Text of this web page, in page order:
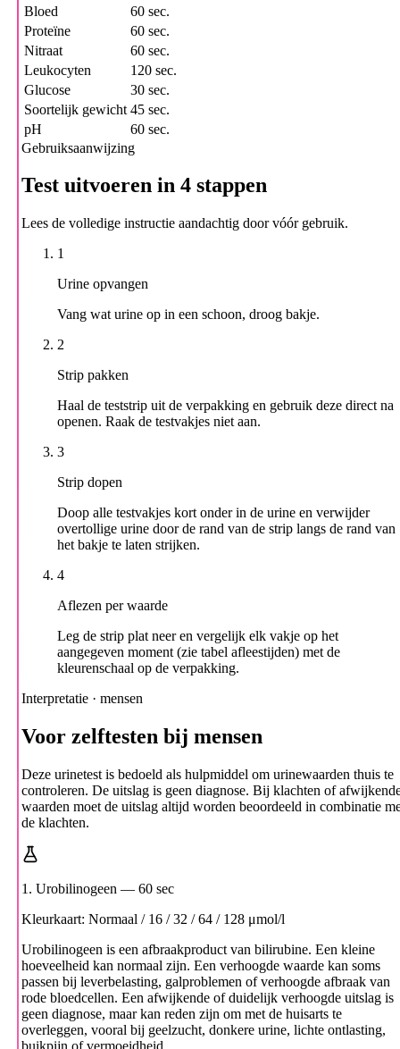
Bloed
60 sec.
Proteïne
60 sec.
Nitraat
60 sec.
Leukocyten
120 sec.
Glucose
30 sec.
Soortelijk gewicht 45 sec.
pH
60 sec.
Gebruiksaanwijzing
Test uitvoeren in 4 stappen
Lees de volledige instructie aandachtig door vóór gebruik.
1
Urine opvangen
Vang wat urine op in een schoon, droog bakje.
2
Strip pakken
Haal de teststrip uit de verpakking en gebruik deze direct na
openen. Raak de testvakjes niet aan.
3
Strip dopen
Doop alle testvakjes kort onder in de urine en verwijder
overtollige urine door de rand van de strip langs de rand van
het bakje te laten strijken.
4
Aflezen per waarde
Leg de strip plat neer en vergelijk elk vakje op het
aangegeven moment (zie tabel afleestijden) met de
kleurenschaal op de verpakking.
Interpretatie · mensen
Voor zelftesten bij mensen
Deze urinetest is bedoeld als hulpmiddel om urinewaarden thuis te
controleren. De uitslag is geen diagnose. Bij klachten of
waarden moet de uitslag altijd worden beoordeeld in combinatie
de klachten.
1. Urobilinogeen — 60 sec
Kleurkaart: Normaal / 16 / 32 / 64 / 128 μmol/l
Urobilinogeen is een afbraakproduct van bilirubine. Een kleine
hoeveelheid kan normaal zijn. Een verhoogde waarde kan soms
passen bij leverbelasting, galproblemen of verhoogde afbraak van
rode bloedcellen. Een afwijkende of duidelijk verhoogde uitslag is
geen diagnose, maar kan reden zijn om met de huisarts te
overleggen, vooral bij geelzucht, donkere urine, lichte ontlasting,